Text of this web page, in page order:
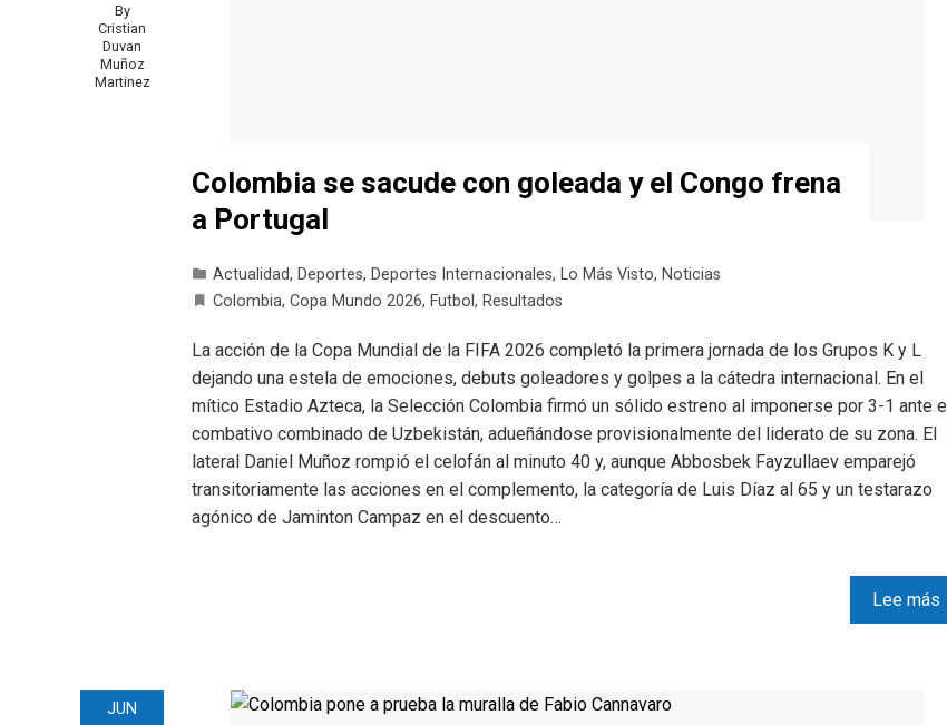
By
Cristian
Duvan
Muñoz
Martinez
Colombia se sacude con goleada y el Congo frena
a Portugal
Actualidad, Deportes, Deportes Internacionales, Lo Más Visto, Noticias
Colombia, Copa Mundo 2026, Futbol , Resultados
La acción de la Copa Mundial de la FIFA 2026 completó la primera jornada de los Grupos K y L
dejando una estela de emociones, debuts goleadores y golpes a la cátedra internacional. En el
mítico Estadio Azteca, la Selección Colombia firmó un sólido estreno al imponerse por 3-1 ante el
combativo combinado de Uzbekistán, adueñándose provisionalmente del liderato de su zona. El
lateral Daniel Muñoz rompió el celofán al minuto 40 y, aunque Abbosbek Fayzullaev emparejó
transitoriamente las acciones en el complemento, la categoría de Luis Díaz al 65 y un testarazo
agónico de Jaminton Campaz en el descuento…
Lee más
JUN